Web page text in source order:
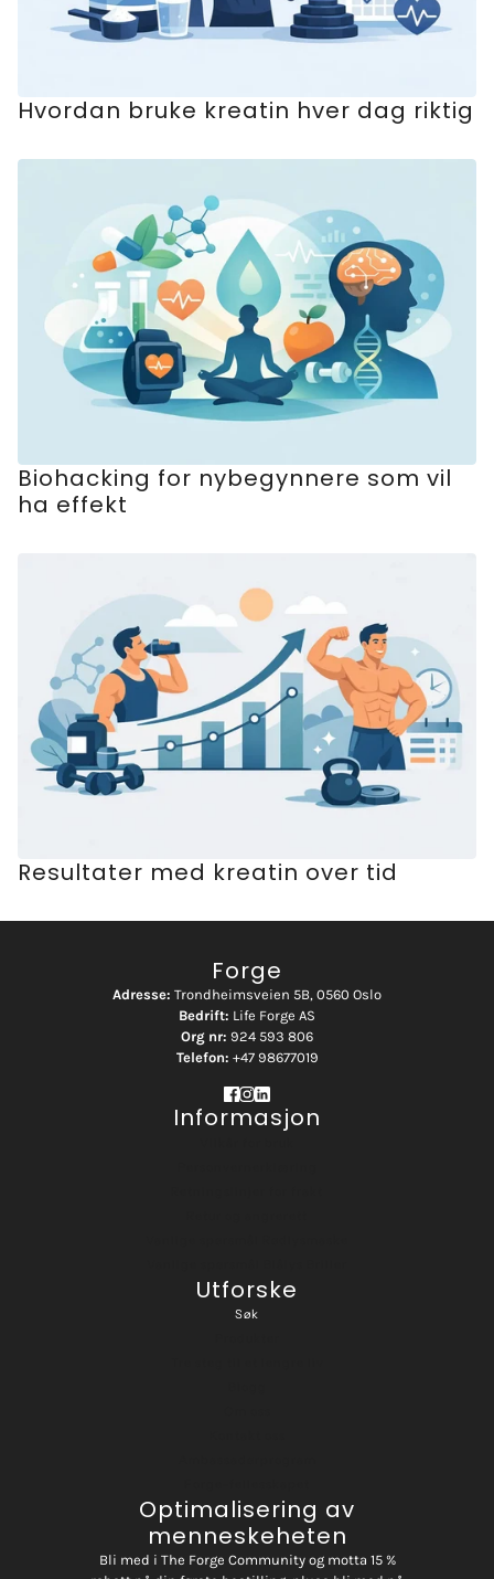
Hvordan bruke kreatin hver dag riktig
Biohacking for nybegynnere som vil
ha effekt
Resultater med kreatin over tid
Forge
Adresse: Trondheimsveien 5B, 0560 Oslo
Bedrift: Life Forge AS
Org nr: 924 593 806
Telefon: +47 98677019
Informasjon
Utforske
Søk
Optimalisering av
menneskeheten
Bli med i The Forge Community og motta 15 %